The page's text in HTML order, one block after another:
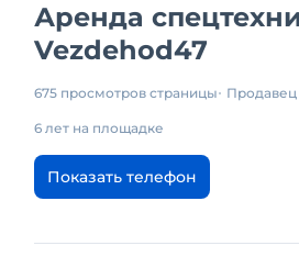
Аренда
Vezdehod47
675 просмотров страницы
6 лет на площадке
Показать телефон